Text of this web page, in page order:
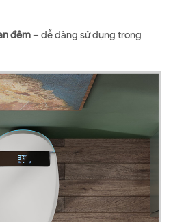
đêm– dễ dàng sử dụng trong